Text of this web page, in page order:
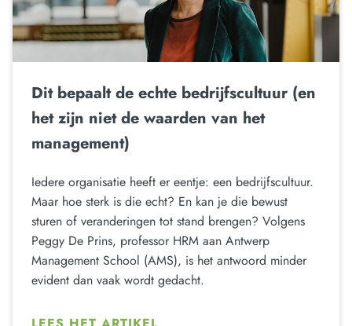
Dit bepaalt de echte bedrijfscultuur (en
het zijn niet de waarden van het
management)
Iedere organisatie heeft er eentje: een bedrijfscultuur.
Maar hoe sterk is die echt? En kan je die bewust
sturen of veranderingen tot stand brengen? Volgens
Peggy De Prins, professor HRM aan Antwerp
Management School (AMS), is het antwoord minder
evident dan vaak wordt gedacht.